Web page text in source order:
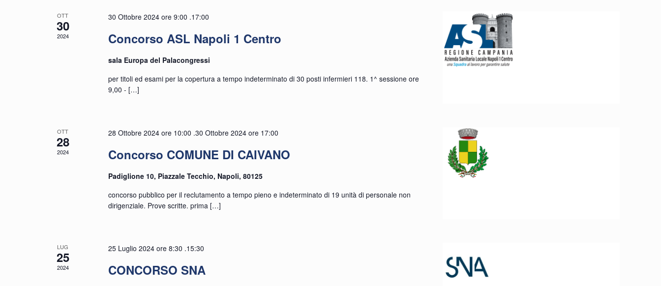
Navigazione
di
Eventi
OTT
30
2024
30 Ottobre 2024 ore 9:00 .17:00
Concorso ASL Napoli 1 Centro
sala Europa del Palacongressi
per titoli ed esami per la copertura a tempo indeterminato di 30 posti infermieri 118. 1^ sessione ore
9,00 - […]
OTT
28
2024
28 Ottobre 2024 ore 10:00 .30 Ottobre 2024 ore 17:00
Concorso COMUNE DI CAIVANO
Padiglione 10, Piazzale Tecchio, Napoli, 80125
concorso pubblico per il reclutamento a tempo pieno e indeterminato di 19 unità di personale non
dirigenziale. Prove scritte. prima[…]
LUG
25
2024
25 Luglio 2024 ore 8:30 .15:30
CONCORSO SNA